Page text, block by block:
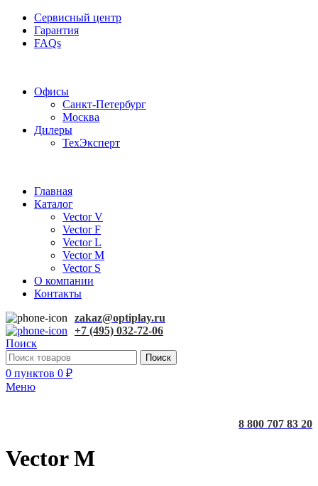
Сервисный центр
Гарантия
FAQs
Офисы
Санкт-Петербург
Москва
Дилеры
ТехЭксперт
Главная
Каталог
Vector V
Vector F
Vector L
Vector M
Vector S
О компании
Контакты
zakaz@optiplay.ru
+7 (495) 032-72-06
Поиск
Поиск
0 пунктов 0 ₽
Меню
8 800 707 83 20
Vector M